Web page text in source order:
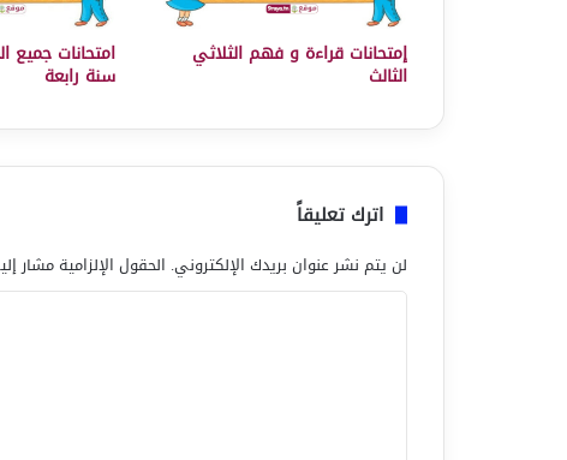
إمتحانات قراءة و فهم الثلاثي
الثالث
امتحانات جميع
سنة رابعة
اترك تعليقاً
لن يتم نشر عنوان بريدك الإلكتروني. الحقول الإلزامية مشار